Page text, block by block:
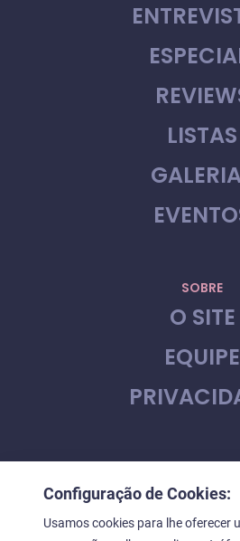
LISTAS
SOBRE
O SITE
EQUIPE
FALE
Configuração de Cookies:
Usamos cookies para lhe oferecer